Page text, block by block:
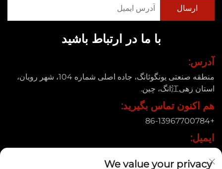
با ما در ارتباط باشید
آدرس:
منطقه صنعتی یونگوئانگ، جاده اصلی شماره 104، شهر رویان،
استان زهی江انگ، چین.
هم اکنون تماس بگیرید:
+86-13967700784
ایمیل:
We value your privacy